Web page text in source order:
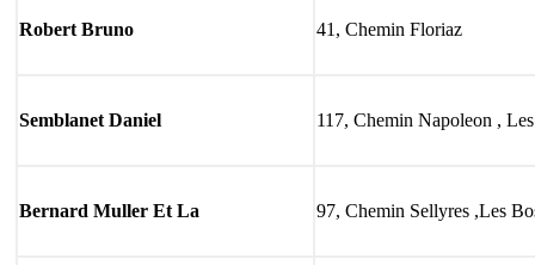
Robert Bruno 41, Chemin Floriaz
Semblanet Daniel 117, Chemin Napoleon ,
Bernard Muller Et La 97, Chemin Sellyres ,Les